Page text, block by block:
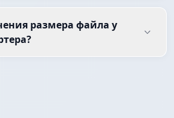
размера файла у